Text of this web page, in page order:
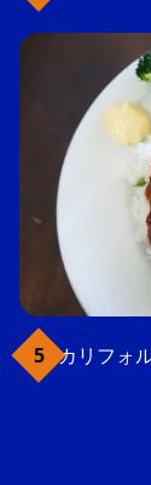
カリフォ